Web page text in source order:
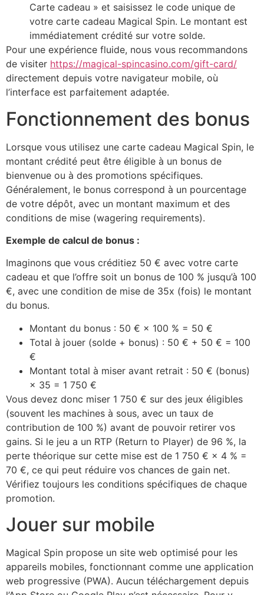
Carte cadeau » et saisissez le code unique de
votre carte cadeau Magical Spin. Le montant est
immédiatement crédité sur votre solde.
Pour une expérience fluide, nous vous recommandons
de visiter https://magical-spincasino.com/gift-card/
directement depuis votre navigateur mobile, où
l’interface est parfaitement adaptée.
Fonctionnement des bonus
Lorsque vous utilisez une carte cadeau Magical Spin, le
montant crédité peut être éligible à un bonus de
bienvenue ou à des promotions spécifiques.
Généralement, le bonus correspond à un pourcentage
de votre dépôt, avec un montant maximum et des
conditions de mise (wagering requirements).
Exemple de calcul de bonus :
Imaginons que vous créditiez 50 € avec votre carte
cadeau et que l’offre soit un bonus de 100 % jusqu’à 100
€, avec une condition de mise de 35x (fois) le montant
du bonus.
Montant du bonus : 50 € × 100 % = 50 €
Total à jouer (solde + bonus) : 50 € + 50 € = 100
€
Montant total à miser avant retrait : 50 € (bonus)
× 35 = 1 750 €
Vous devez donc miser 1 750 € sur des jeux éligibles
(souvent les machines à sous, avec un taux de
contribution de 100 %) avant de pouvoir retirer vos
gains. Si le jeu a un RTP (Return to Player) de 96 %, la
perte théorique sur cette mise est de 1 750 € × 4 % =
70 €, ce qui peut réduire vos chances de gain net.
Vérifiez toujours les conditions spécifiques de chaque
promotion.
Jouer sur mobile
Magical Spin propose un site web optimisé pour les
appareils mobiles, fonctionnant comme une application
web progressive (PWA). Aucun téléchargement depuis